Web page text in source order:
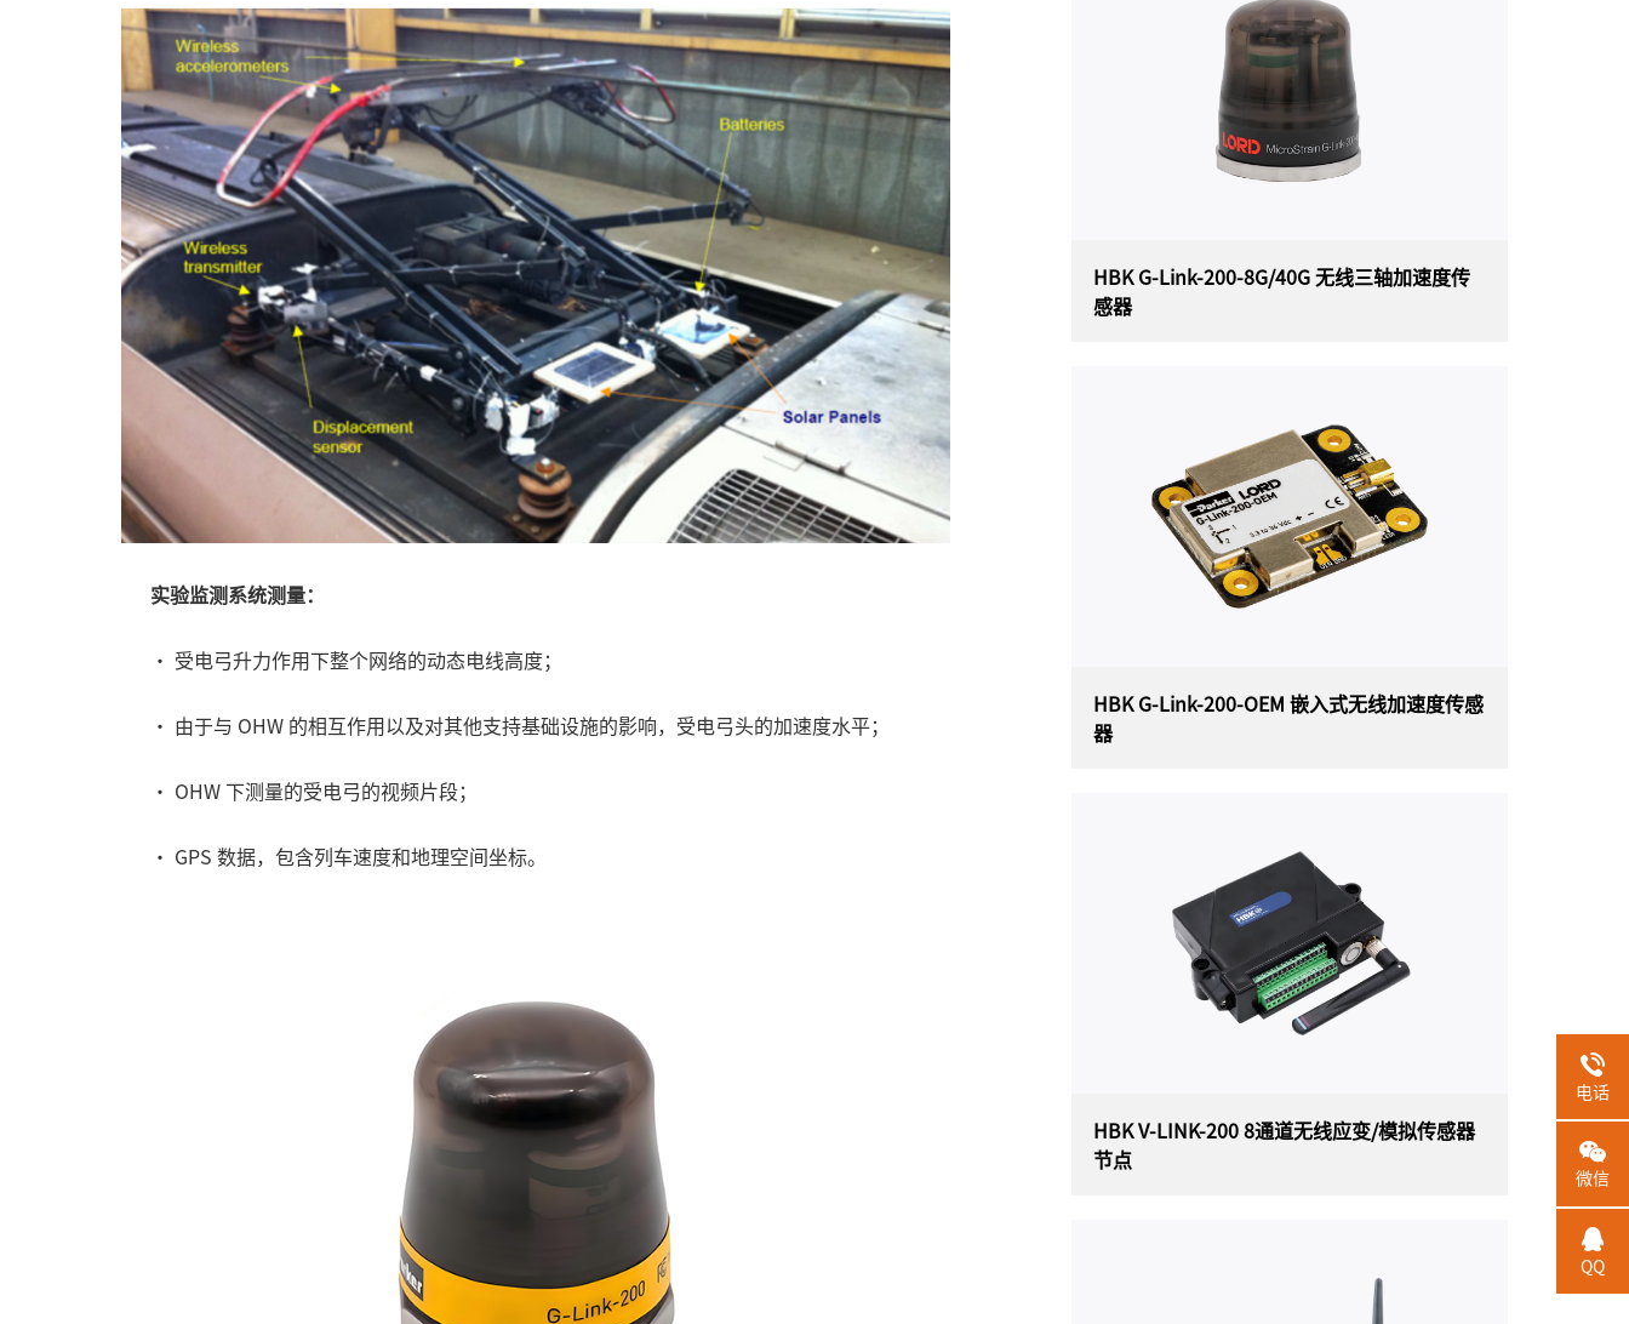
实验监测系统测量：
• 受电弓升力作用下整个网络的动态电线高度；
• 由于与 OHW 的相互作用以及对其他支持基础设施的影响，受电弓头的加速度水平；
• OHW 下测量的受电弓的视频片段；
• GPS 数据，包含列车速度和地理空间坐标。
美国HBK（原LORD）公司原装进口MicroStrain
G-Link-200嵌入式无线加速度传感器是一款具有
板载三轴无线加速度计传感器，可实现高分辨率
数据采集，且噪声和漂移极低。 G-Link-200派生
的振动参数可以长期监控关键性能指标，同时最
大限度地延长电池寿命。
HBK G-Link-200-8G/40G 无线三轴加速度传
感器
美国HBK（原LORD）MicroStrain G-Link-200-
8G/40g无线三轴加速度传感器是一款具有板载三
轴无线加速度计传感器，可实现高分辨率数据采
集，且噪声和漂移极低。G-Link-200派生的振动
参数可以长期监控关键性能指标，同时最大限度
地延长电池寿命。
HBK G-Link-200-OEM 嵌入式无线加速度传感
器
美国HBK（原Parker Lord ）MicroStrain G-
Link-200-OEM嵌入式无线加速度传感器具有板
载三轴加速度计，可实现高分辨率数据采集，且
噪声和漂移极低，并且派生的振动参数允许长期
监控关键性能指标，同时最大限度地延长电池寿
HBK V-LINK-200 8通道无线应变/模拟传感器
节点
电话
微信
QQ